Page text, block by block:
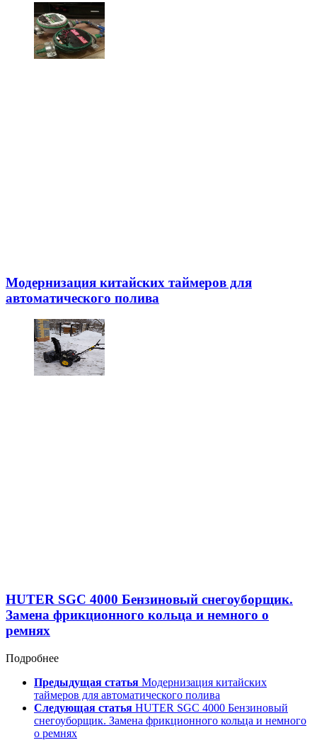
Модернизация китайских таймеров для
автоматического полива
HUTER SGC 4000 Бензиновый снегоуборщик.
Замена фрикционного кольца и немного о
ремнях
Подробнее
Предыдущая статья Модернизация китайских
таймеров для автоматического полива
Следующая статья HUTER SGC 4000 Бензиновый
снегоуборщик. Замена фрикционного кольца и немного
о ремнях